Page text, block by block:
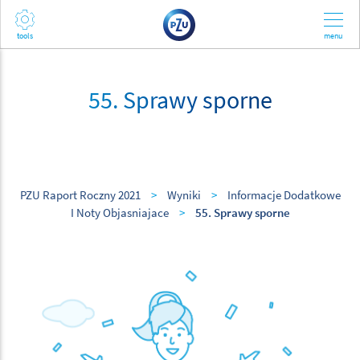
55. Sprawy sporne
PZU Raport Roczny 2021 > Wyniki >
Informacje Dodatkowe
I Noty Objasniajace
> 55. Sprawy sporne